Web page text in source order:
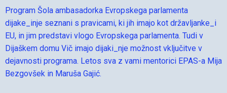
Program Šola ambasadorka Evropskega parlamenta
dijake_inje seznani s pravicami, ki jih imajo kot državljanke_i
EU, in jim predstavi vlogo Evropskega parlamenta. Tudi v
Dijaškem domu Vič imajo dijaki_nje možnost vključitve v
dejavnosti programa. Letos sva z vami mentorici EPAS-a Mija
Bezgovšek in Maruša Gajić.